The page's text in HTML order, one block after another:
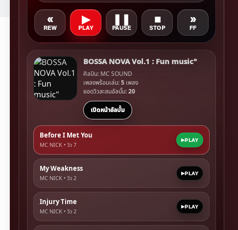
«
REW
▶
PLAY PAUSE
■
STOP
»
FF
BOSSA NOVA Vol.1 : Fun music"
ศิลปิน: MC SOUND
เพลงพร้อมเล่น:5 เพลง
ยอดวิวสะสมอัลบั้ม:20
เปิดหน้าอัลบั้ม
Before I Met You
MC NICK • วิว 7
PLAY
My Weakness
MC NICK • วิว 2
PLAY
Injury Time
MC NICK • วิว 2
PLAY